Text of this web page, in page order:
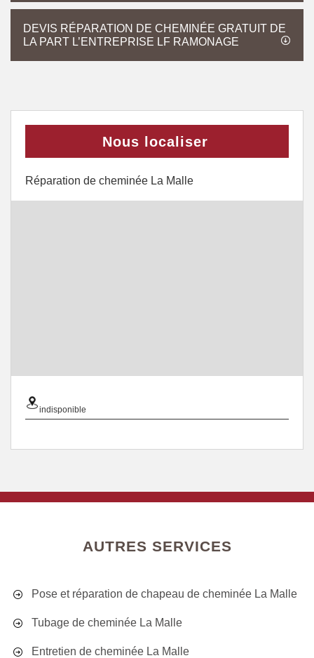
DEVIS RÉPARATION DE CHEMINÉE GRATUIT DE
LA PART L’ENTREPRISE LF RAMONAGE
Nous localiser
Réparation de cheminée La Malle
indisponible
AUTRES SERVICES
Pose et réparation de chapeau de cheminée La Malle
Tubage de cheminée La Malle
Entretien de cheminée La Malle